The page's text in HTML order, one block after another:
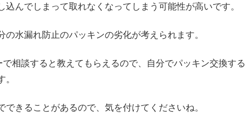
んでしまって取れなくなってしまう可能性が高いです。
水漏れ防止のパッキンの劣化が考えられます。
相談すると教えてもらえるので、自分でパッキン交換する
きることがあるので、気を付けてくださいね。